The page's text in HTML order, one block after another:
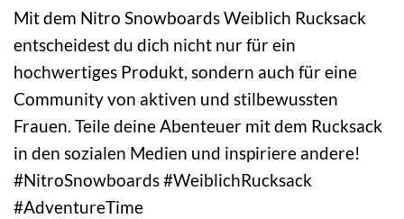
Mit dem Nitro Snowboards Weiblich Rucksack
entscheidest du dich nicht nur für ein
hochwertiges Produkt, sondern auch für eine
Community von aktiven und stilbewussten
Frauen. Teile deine Abenteuer mit dem Rucksack
in den sozialen Medien und inspiriere andere!
#NitroSnowboards #WeiblichRucksack
#AdventureTime